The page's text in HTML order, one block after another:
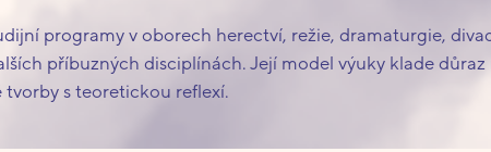
programy v oborech herectví, režie, dramaturgie,
příbuzných disciplínách. Její model výuky klade
s teoretickou reflexí.